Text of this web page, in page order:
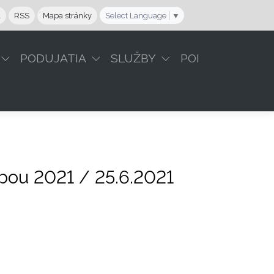
RSS Mapa stránky Select Language ▼
PODUJATIA SLUŽBY POI
2021 / 25.6.2021